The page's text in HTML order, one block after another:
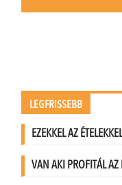
LEGFRISSEBB
EZEKKEL AZ
VAN AKI PROFITÁL